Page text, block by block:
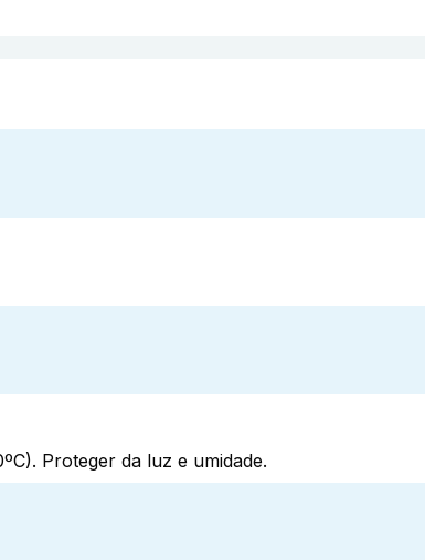
Proteger da luz e umidade.